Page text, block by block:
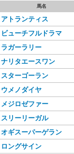
馬名
アトランティス
ビューチフルドラマ
ラガーラリー
ナリタエースワン
スターゴーラン
ウメノダイヤ
メジロゼファー
スリーリーガル
オギスーパーゲラン
ロングサイン